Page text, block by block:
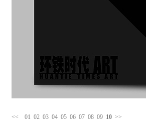
<< 01 02 03 04 05 06 07 08 09 10 >>